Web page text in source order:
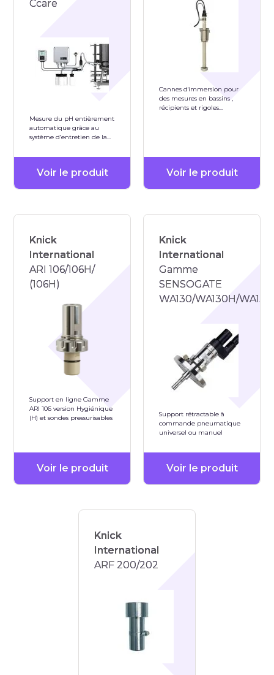
Ccare
Mesure du pH entièrement
automatique grâce au
système d’entretien de la
Voir le produit
Cannes d'immersion pour
des mesures en bassins ,
récipients et rigoles
Voir le produit
Knick
International
ARI 106/106H/
(106H)
Support en ligne Gamme
ARI 106 version Hygiénique
(H) et sondes pressurisables
Voir le produit
Knick
International
Gamme
SENSOGATE
WA130/WA130H/
Support rétractable à
commande pneumatique
universel ou manuel
Voir le produit
Knick
International
ARF 200/202